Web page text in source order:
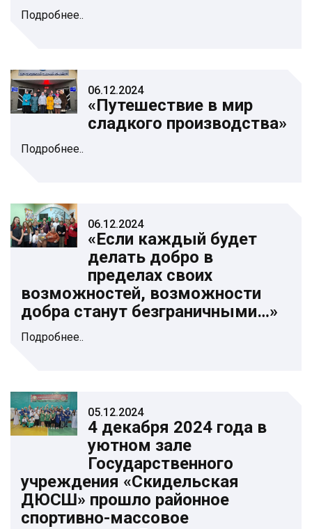
Подробнее..
06.12.2024
«Путешествие в мир
сладкого производства»
Подробнее..
06.12.2024
«Если каждый будет
делать добро в
пределах своих
возможностей, возможности
добра станут безграничными…»
Подробнее..
05.12.2024
4 декабря 2024 года в
уютном зале
Государственного
учреждения «Скидельская
ДЮСШ» прошло районное
спортивно-массовое